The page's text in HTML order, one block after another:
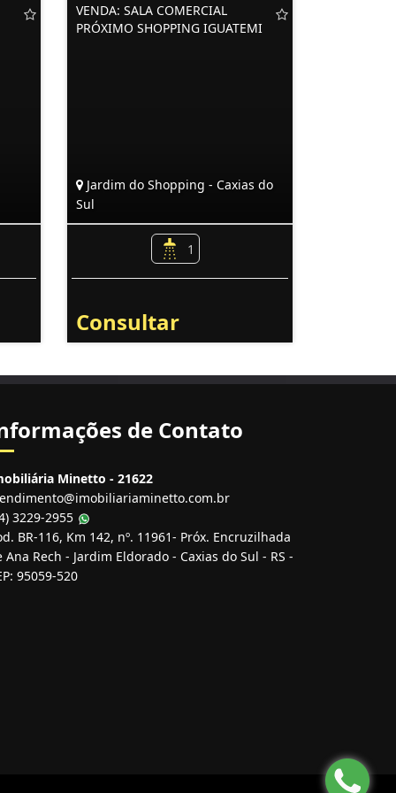
VENDA: SALA COMERCIAL
PRÓXIMO SHOPPING IGUATEMI
Jardim do Shopping - Caxias do
Sul
1
Consultar
de Contato
Minetto - 21622
3229-2955
BR-116, Km 142, nº. 11961- Próx. Encruzilhada
Ana Rech - Jardim Eldorado - Caxias do Sul - RS -
95059-520